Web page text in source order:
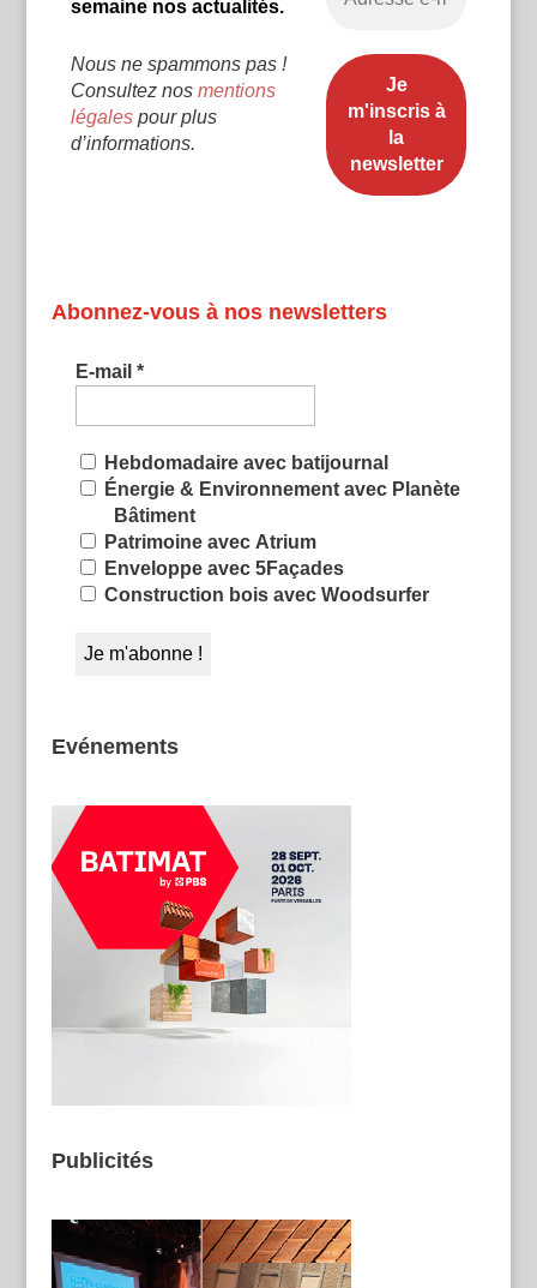
semaine nos actualités.
Nous ne spammons pas !
Consultez nos mentions
légalespour plus
d’informations.
Abonnez-vous à nos newsletters
E-mail *
Hebdomadaire avec batijournal
Énergie & Environnement avec Planète
Bâtiment
Patrimoine avec Atrium
Enveloppe avec 5Façades
Construction bois avec Woodsurfer
Evénements
Publicités